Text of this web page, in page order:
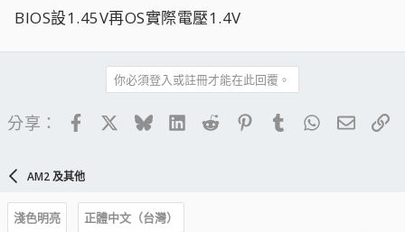
BIOS設1.45V再OS實際電壓1.4V
你必須登入或註冊才能在此回覆。
分享： FacebookBlueskyLinkedIn
Reddit PinterestTumblrWhatsApp
電子
AM2 及其他
淺色明亮
正體中文（台灣）